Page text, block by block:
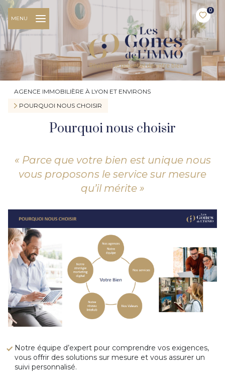
0
MENU
AGENCE IMMOBILIÈRE À LYON ET ENVIRONS
POURQUOI NOUS CHOISIR
Pourquoi nous choisir
« Parce que votre bien est unique nous
vous proposons le service sur mesure
qu’il mérite »
Notre équipe d’expert pour comprendre vos exigences,
vous offrir des solutions sur mesure et vous assurer un
suivi personnalisé.